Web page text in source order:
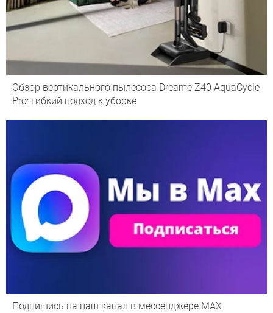
Обзор вертикального пылесоса Dreame Z40 AquaCycle
Pro: гибкий подход к уборке
Подпишись на наш канал в мессенджере МАХ